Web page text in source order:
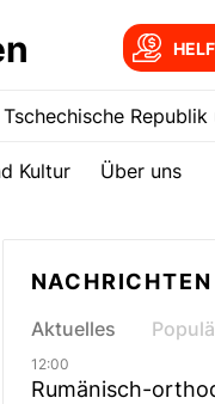
Tschechische
Kultur Über uns
NACHRICHTEN
Aktuelles
12:00
Rumänisch-